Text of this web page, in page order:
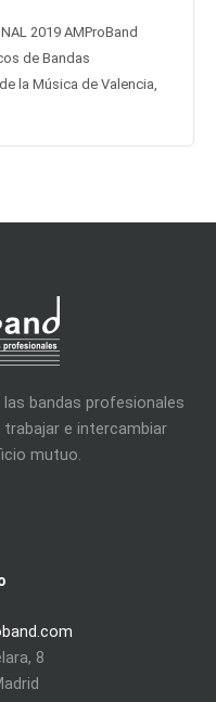
2019 AMProBand
de Bandas
la Música de Valencia,
bandas profesionales
e intercambiar
mutuo.
8